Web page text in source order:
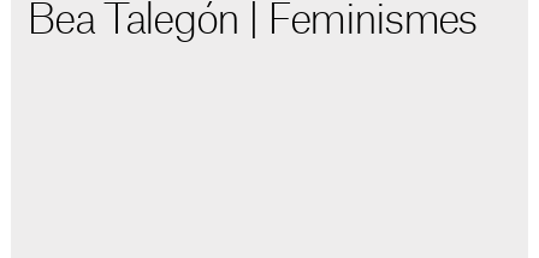
Bea Talegón | Feminismes